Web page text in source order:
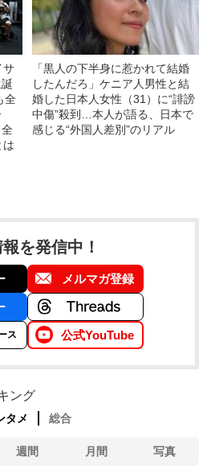
サ
全
は
「黒人の下半身に惹かれて結婚
したんだろ」ケニア人男性と結
婚した日本人女性（31）に“誹謗
中傷”殺到…本人が語る、日本で
感じる“外国人差別”のリアル
を発信中！
メルマガ登録
ス 公式YouTube
ング
タメ 総合
週間 月間 写真